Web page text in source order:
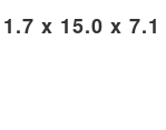
x 15.0 x 7.1